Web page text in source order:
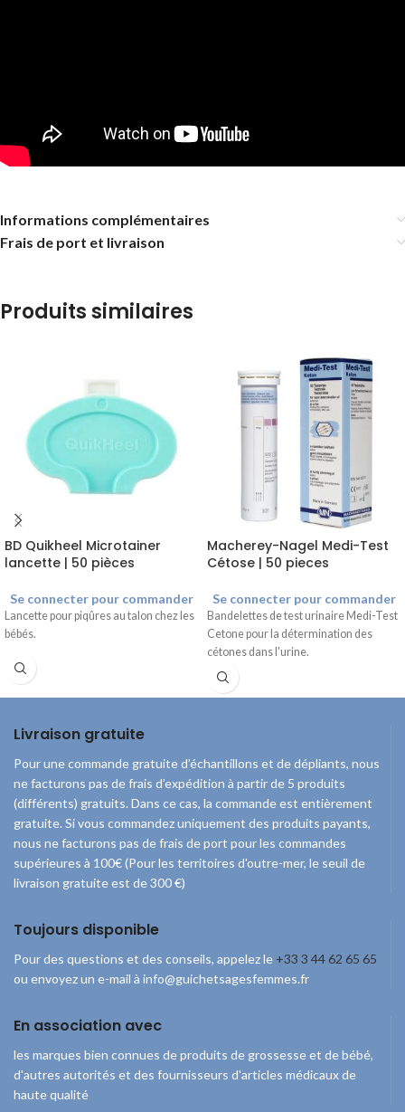
Informations complémentaires
Frais de port et livraison
Produits similaires
BD Quikheel Microtainer
lancette | 50 pièces
Se connecter pour commander
Lancette pour piqûres au talon chez les
bébés.
Macherey-Nagel Medi-Test
Cétose | 50 pieces
Se connecter pour commander
Bandelettes de test urinaire Medi-Test
Cetone pour la détermination des
cétones dans l'urine.
Livraison gratuite
Pour une commande gratuite d’échantillons et de dépliants, nous
ne facturons pas de frais d’expédition à partir de 5 produits
(différents) gratuits. Dans ce cas, la commande est entièrement
gratuite. Si vous commandez uniquement des produits payants,
nous ne facturons pas de frais de port pour les commandes
supérieures à 100€ (Pour les territoires d'outre-mer, le seuil de
livraison gratuite est de 300 €)
Toujours disponible
Pour des questions et des conseils, appelez le +33 3 44 62 65 65
ou envoyez un e-mail à info@guichetsagesfemmes.fr
En association avec
les marques bien connues de produits de grossesse et de bébé,
d'autres autorités et des fournisseurs d'articles médicaux de
haute qualité